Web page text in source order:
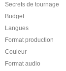
Secrets de tournage
Budget
Langues
Format production
Couleur
Format audio